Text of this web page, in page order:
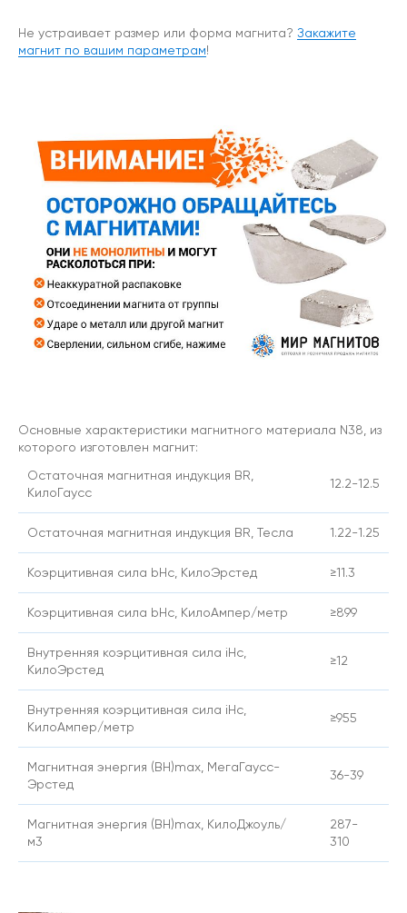
Не устраивает размер или форма магнита? Закажите
магнит по вашим параметрам!
Основные характеристики магнитного материала N38, из
которого изготовлен магнит:
Остаточная магнитная индукция BR,
КилоГаусс
12.2-12.5
Остаточная магнитная индукция BR, Тесла 1.22-1.25
Коэрцитивная сила bHc, КилоЭрстед ≥11.3
Коэрцитивная сила bHc, КилоАмпер/метр ≥899
Внутренняя коэрцитивная сила iHc,
КилоЭрстед
≥12
Внутренняя коэрцитивная сила iHc,
КилоАмпер/метр
≥955
Магнитная энергия (BH)max, МегаГаусс-
Эрстед
36-39
Магнитная энергия (BH)max, КилоДжоуль/
м3
287-
310